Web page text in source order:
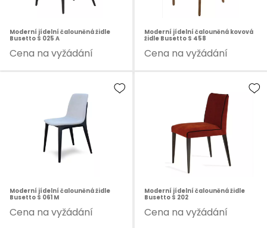
Moderní jídelní čalouněná židle
Busetto S 025 A
Cena na vyžádání
Moderní jídelní čalouněná kovová
židle Busetto S 458
Cena na vyžádání
Moderní jídelní čalouněná židle
Busetto S 061 M
Cena na vyžádání
Moderní jídelní čalouněná židle
Busetto S 202
Cena na vyžádání